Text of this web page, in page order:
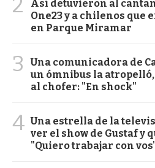
Así detuvieron al
One23 y a chilenos que
en Parque Miramar
3
Una comunicadora de
un ómnibus la
al chofer: "En shock"
4 Una estrella de la
ver el show de Gustaf y
"Quiero trabajar con